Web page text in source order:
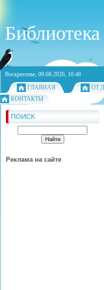
Библиотека
Воскресенье, 09.08.2026, 10:48
ГЛАВНАЯ
ОТ
КОНТАКТЫ
ПОИСК
Реклама на сайте